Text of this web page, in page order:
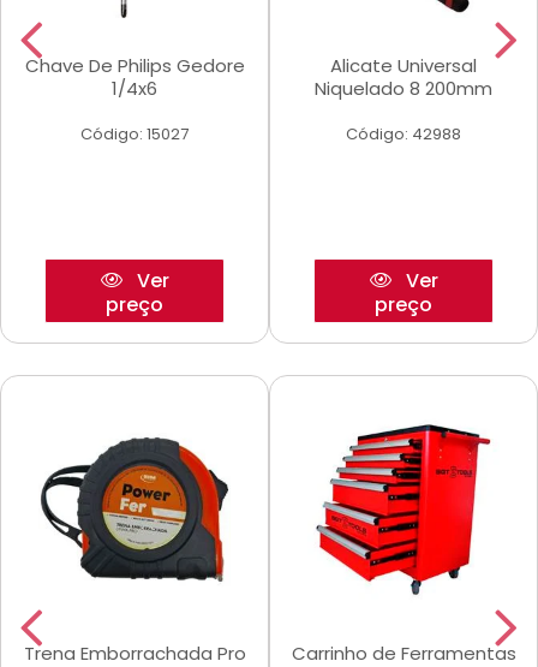
Chave De Philips Gedore
1/4x6
Código: 15027
Ver
preço
Alicate Universal
Niquelado 8 200mm
Código: 42988
Ver
preço
Trena Emborrachada Pro
Carrinho de Ferramentas